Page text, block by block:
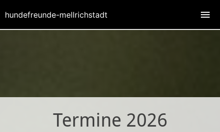
Termine 2026
hundefreunde-mellrichstadt